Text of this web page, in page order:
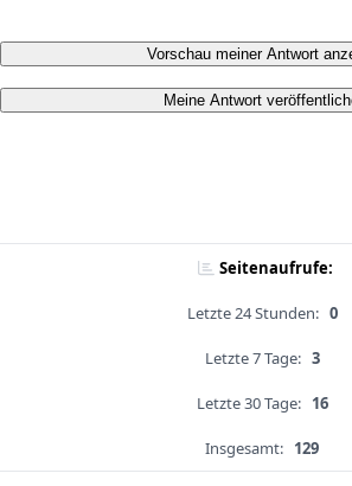
Vorschau meiner Antwort
Meine Antwort
Seitenaufrufe:
Letzte 24 Stunden: 0
Letzte 7 Tage: 3
Letzte 30 Tage: 16
Insgesamt: 129